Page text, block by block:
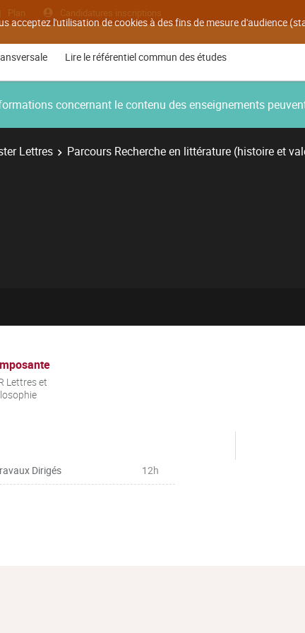
acceptez l'utilisation de cookies à des fins de mesure d'audience
Plan Candidatures inscriptions
Lire le référentiel commun des études
concernant le contenu des enseignements
Lettres Parcours Recherche en littérature (histoire et
Lettres et
Dirigés 12h